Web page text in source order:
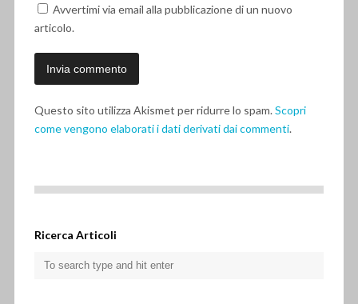
Avvertimi via email alla pubblicazione di un nuovo
articolo.
Questo sito utilizza Akismet per ridurre lo spam.Scopri
come vengono elaborati i dati derivati dai commenti.
Ricerca Articoli